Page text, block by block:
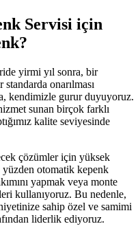
Servisi için
yirmi yıl sonra, bir
onarılması
kendimizle gurur duyuyoruz.
sunan birçok farklı
kalite seviyesinde
çözümler için yüksek
otomatik kepenk
yapmak veya monte
kullanıyoruz. Bu nedenle,
sahip özel ve samimi
liderlik ediyoruz.